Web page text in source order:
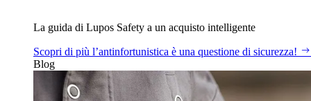
La guida di Lupos Safety a un acquisto intelligente
Scopri di più l’antinfortunistica è una questione di sicurezza!
Blog